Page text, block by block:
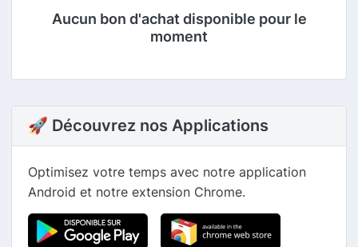
Aucun bon d'achat disponible pour le
moment
🚀 Découvrez nos Applications
Optimisez votre temps avec notre application
Android et notre extension Chrome.